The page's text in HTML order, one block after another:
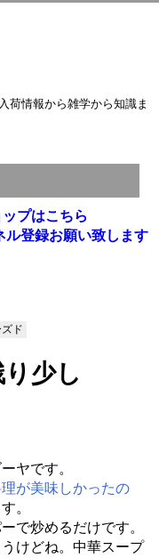
荷情報から雑学から知識ま
プはこちら
ル登録お願い致します
ド
少し
ヤです。
が美味しかったの
。
で炒めるだけです。
けどね。中華スープ